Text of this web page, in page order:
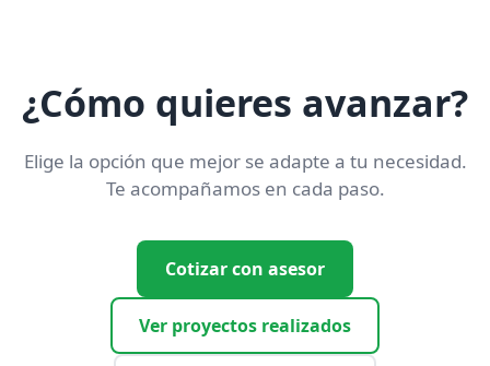
¿Cómo quieres avanzar?
Elige la opción que mejor se adapte a tu necesidad.
Te acompañamos en cada paso.
Cotizar con asesor
Ver proyectos realizados